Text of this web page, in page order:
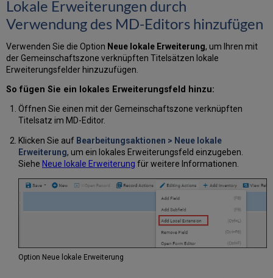
Lokale Erweiterungen durch
Verwendung des MD-Editors hinzufügen
Verwenden Sie die Option Neue lokale Erweiterung, um Ihren mit
der Gemeinschaftszone verknüpften Titelsätzen lokale
Erweiterungsfelder hinzuzufügen.
So fügen Sie ein lokales Erweiterungsfeld hinzu:
Öffnen Sie einen mit der Gemeinschaftszone verknüpften
Titelsatz im MD-Editor.
Klicken Sie auf Bearbeitungsaktionen > Neue lokale
Erweiterung, um ein lokales Erweiterungsfeld einzugeben.
Siehe Neue lokale Erweiterung für weitere Informationen.
Option Neue lokale Erweiterung